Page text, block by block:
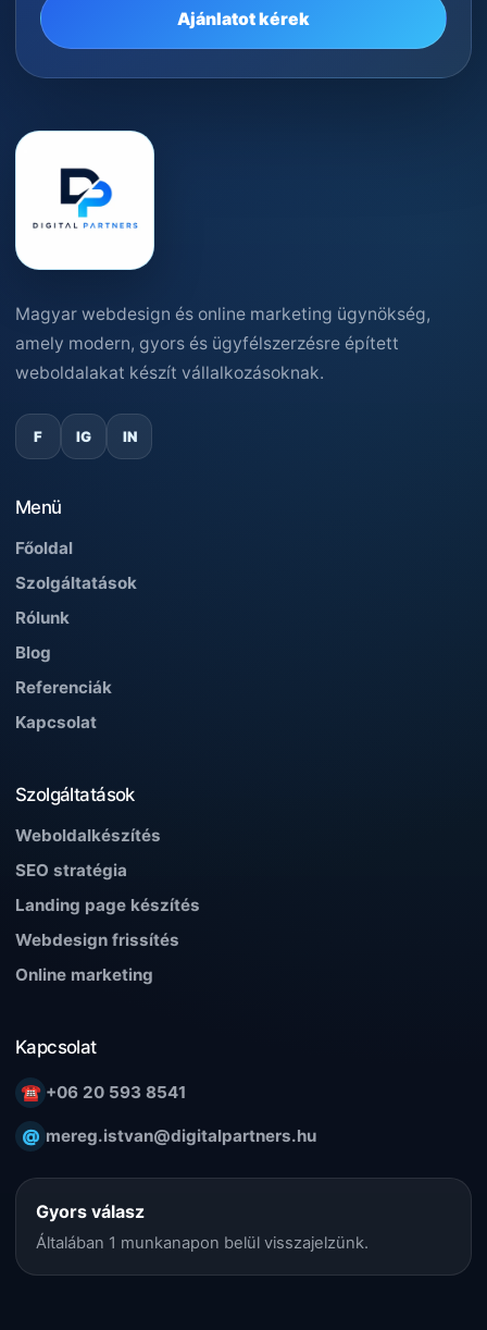
Ajánlatot kérek
Magyar webdesign és online marketing ügynökség,
amely modern, gyors és ügyfélszerzésre épített
weboldalakat készít vállalkozásoknak.
F IG IN
Menü
Főoldal
Szolgáltatások
Rólunk
Blog
Referenciák
Kapcsolat
Szolgáltatások
Weboldalkészítés
SEO stratégia
Landing page készítés
Webdesign frissítés
Online marketing
Kapcsolat
☎ +06 20 593 8541
@ mereg.istvan@digitalpartners.hu
Gyors válasz
Általában 1 munkanapon belül visszajelzünk.